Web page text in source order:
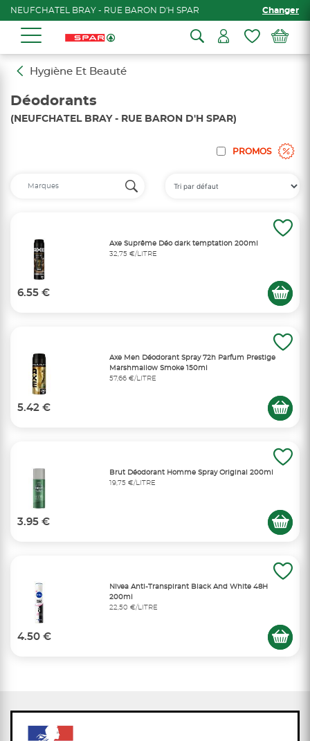
NEUFCHATEL BRAY - RUE BARON D'H SPAR Changer
Hygiène Et Beauté
Déodorants
(NEUFCHATEL BRAY - RUE BARON D'H SPAR)
PROMOS
Axe Suprême Déo dark temptation 200ml
32,75 €/LITRE
6.55 €
Axe Men Déodorant Spray 72h Parfum Prestige
Marshmallow Smoke 150ml
57,66 €/LITRE
5.42 €
Brut Déodorant Homme Spray Original 200ml
19,75 €/LITRE
3.95 €
Nivea Anti-Transpirant Black And White 48H
200ml
22,50 €/LITRE
4.50 €